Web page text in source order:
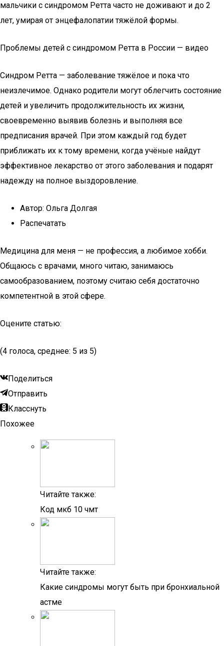
мальчики с синдромом Ретта часто не доживают и до 2
лет, умирая от энцефалопатии тяжёлой формы.
Проблемы детей с синдромом Ретта в России — видео
Синдром Ретта — заболевание тяжёлое и пока что
неизлечимое. Однако родители могут облегчить состояние
детей и увеличить продолжительность их жизни,
своевременно выявив болезнь и выполняя все
предписания врачей. При этом каждый год будет
приближать их к тому времени, когда учёные найдут
эффективное лекарство от этого заболевания и подарят
надежду на полное выздоровление.
Автор: Ольга Долгая
Распечатать
Медицина для меня — не профессия, а любимое хобби.
Общаюсь с врачами, много читаю, занимаюсь
самообразованием, поэтому считаю себя достаточно
компетентной в этой сфере.
Оцените статью:
(4 голоса, среднее: 5 из 5)
Поделиться
Отправить
Класснуть
Похожее
Читайте также:
Код мкб 10 чмт
Читайте также:
Какие синдромы могут быть при бронхиальной
астме